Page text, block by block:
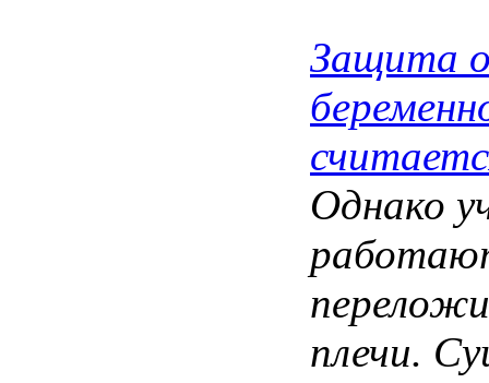
Защита
Однако
плечи.